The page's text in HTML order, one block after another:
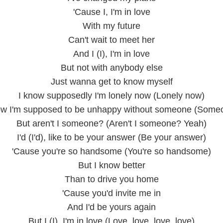
'Cause I, I'm in love
With my future
Can't wait to meet her
And I (I), I'm in love
But not with anybody else
Just wanna get to know myself
I know supposedly I'm lonely now (Lonely now)
I'm supposed to be unhappy without someone
But aren't I someone? (Aren't I someone? Yeah)
I'd (I'd), like to be your answer (Be your answer)
'Cause you're so handsome (You're so handsome)
But I know better
Than to drive you home
'Cause you'd invite me in
And I'd be yours again
But I (I), I'm in love (Love, love, love, love)